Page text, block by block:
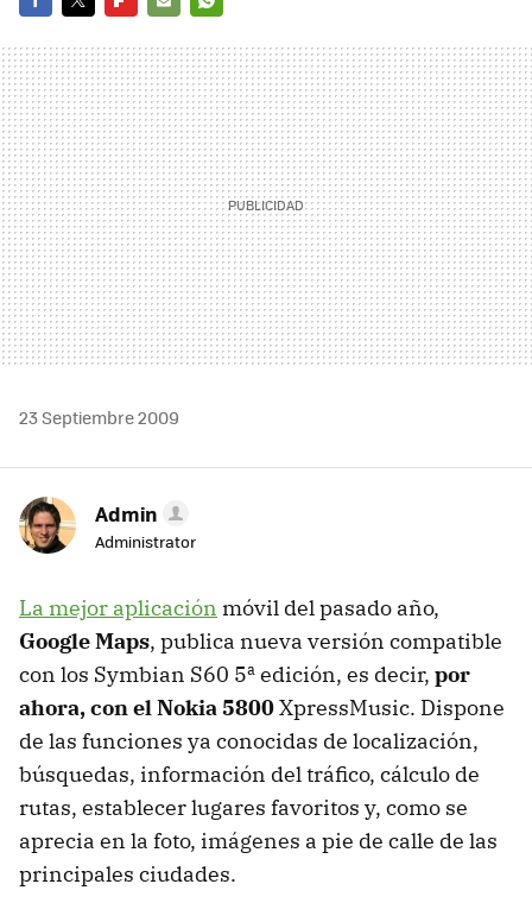
MAIL
23 Septiembre 2009
Admin
Administrator
La mejor aplicación móvil del pasado año,
Google Maps, publica nueva versión compatible
con los Symbian S60 5ª edición, es decir, por
ahora, con el Nokia 5800XpressMusic. Dispone
de las funciones ya conocidas de localización,
búsquedas, información del tráfico, cálculo de
rutas, establecer lugares favoritos y, como se
aprecia en la foto, imágenes a pie de calle de las
principales ciudades.